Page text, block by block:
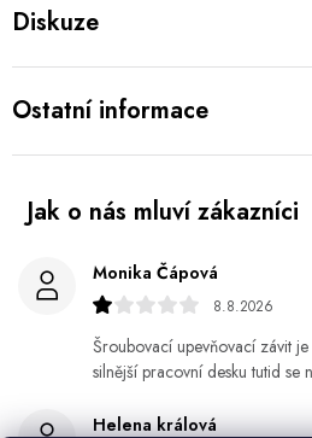
Diskuze
Ostatní informace
Monika Čápová
8.8.2026
Šroubovací upevňovací závit
silnější pracovní desku tutid se
Helena králová